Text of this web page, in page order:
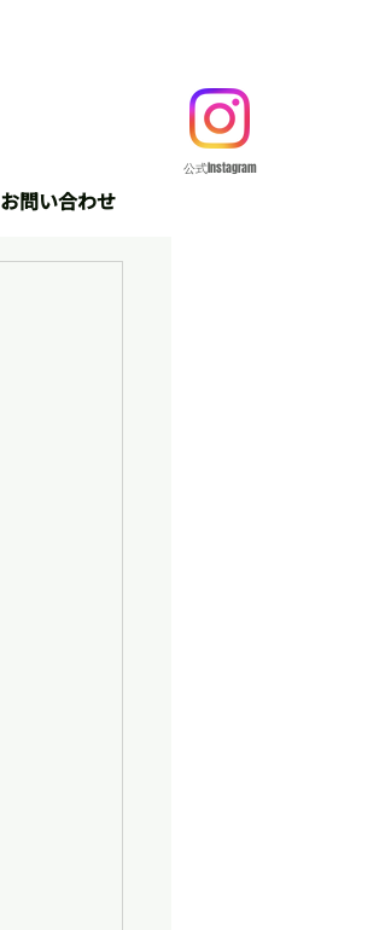
お問い合わせ
公式Instagram